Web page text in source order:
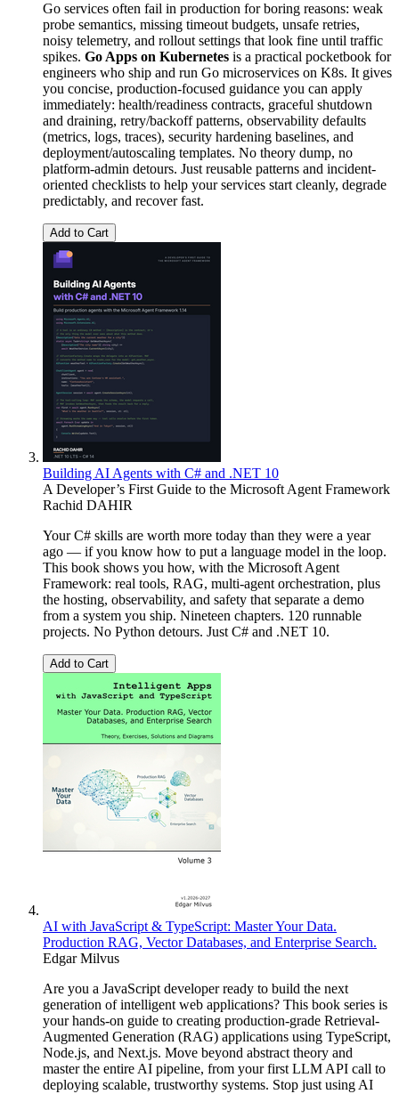
Go services often fail in production for boring reasons: weak
probe semantics, missing timeout budgets, unsafe retries,
noisy telemetry, and rollout settings that look fine until traffic
spikes. Go Apps on Kubernetes is a practical pocketbook for
engineers who ship and run Go microservices on K8s. It gives
you concise, production-focused guidance you can apply
immediately: health/readiness contracts, graceful shutdown
and draining, retry/backoff patterns, observability defaults
(metrics, logs, traces), security hardening baselines, and
deployment/autoscaling templates. No theory dump, no
platform-admin detours. Just reusable patterns and incident-
oriented checklists to help your services start cleanly, degrade
predictably, and recover fast.
Add to Cart
Building AI Agents with C# and .NET 10
A Developer’s First Guide to the Microsoft Agent Framework
Rachid DAHIR
Your C# skills are worth more today than they were a year
ago — if you know how to put a language model in the loop.
This book shows you how, with the Microsoft Agent
Framework: real tools, RAG, multi-agent orchestration, plus
the hosting, observability, and safety that separate a demo
from a system you ship. Nineteen chapters. 120 runnable
projects. No Python detours. Just C# and .NET 10.
Add to Cart
AI with JavaScript & TypeScript: Master Your Data.
Production RAG, Vector Databases, and Enterprise Search.
Edgar Milvus
Are you a JavaScript developer ready to build the next
generation of intelligent web applications? This book series is
your hands-on guide to creating production-grade Retrieval-
Augmented Generation (RAG) applications using TypeScript,
Node.js, and Next.js. Move beyond abstract theory and
master the entire AI pipeline, from your first LLM API call to
deploying scalable, trustworthy systems. Stop just using AI